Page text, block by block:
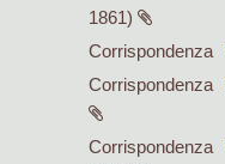
1861)
Corrispondenza
Corrispondenza
Corrispondenza